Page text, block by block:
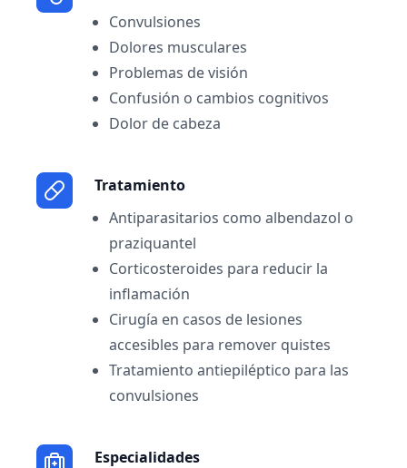
Convulsiones
Dolores musculares
Problemas de visión
Confusión o cambios cognitivos
Dolor de cabeza
Tratamiento
Antiparasitarios como albendazol o
praziquantel
Corticosteroides para reducir la
inflamación
Cirugía en casos de lesiones
accesibles para remover quistes
Tratamiento antiepiléptico para las
convulsiones
Especialidades